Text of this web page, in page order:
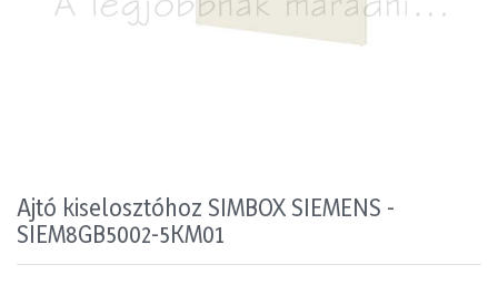
Ajtó kiselosztóhoz SIMBOX SIEMENS -
SIEM8GB5002-5KM01